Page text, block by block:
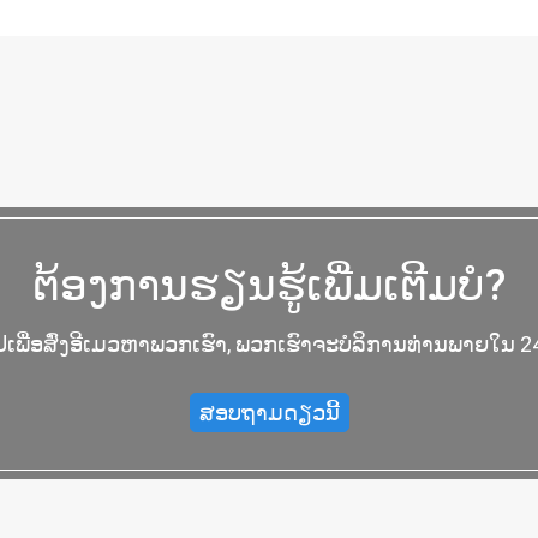
ຕ້ອງການຮຽນຮູ້ເພີ່ມເຕີມບໍ?
ພື່ອສົ່ງອີເມວຫາພວກເຮົາ, ພວກເຮົາຈະບໍລິການທ່ານພາຍໃນ
ສອບຖາມດຽວນີ້